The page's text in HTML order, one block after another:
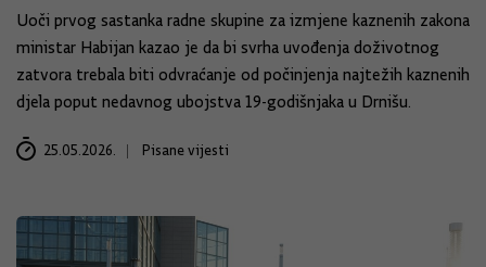
Uoči prvog sastanka radne skupine za izmjene kaznenih zakona
ministar Habijan kazao je da bi svrha uvođenja doživotnog
zatvora trebala biti odvraćanje od počinjenja najtežih kaznenih
djela poput nedavnog ubojstva 19-godišnjaka u Drnišu.
25.05.2026. Pisane vijesti